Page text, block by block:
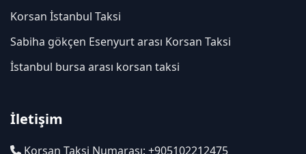
Korsan İstanbul Taksi
Sabiha gökçen Esenyurt arası Korsan Taksi
İstanbul bursa arası korsan taksi
İletişim
Korsan Taksi Numarası: +905102212475